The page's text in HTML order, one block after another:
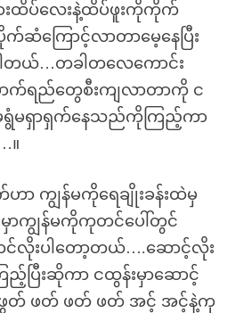
ထိပ်လေးနဲ့ထိပ်ဖူးကိုကိုက်
ကြောင့်လာတာမေ့နေပြီး
ါတယ်…တခါတလေကောင်း
က်ရည်တွေစီးကျလာတာကို င
ရွံမရှာရှက်နေသည်ကိုကြည့်ကာ
။
ကျွန်မကိုရေချိုးခန်းထဲမှ
ာကျွန်မကိုကုတင်ပေါ်တွင်
လိုးပါတော့တယ်….ဆောင့်လိုး
ည့်ပြီးဆိုကာ ငထွန်းမှာဆောင့်
တ် ဖတ် ဖတ် ဖတ် အင့် အင့်နဲ့ကု